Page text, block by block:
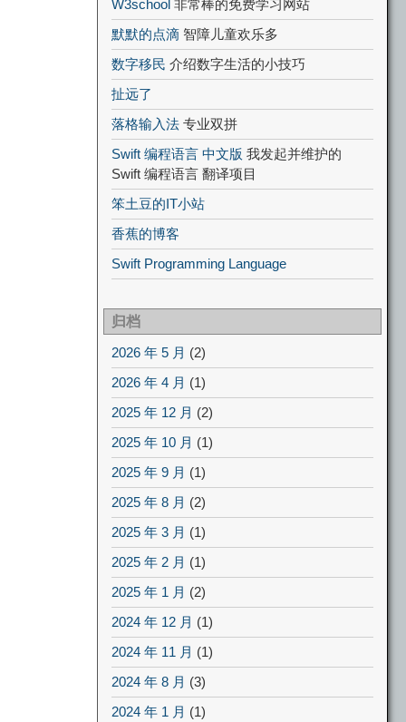
W3school 非常棒的免费学习网站
默默的点滴 智障儿童欢乐多
数字移民 介绍数字生活的小技巧
扯远了
落格输入法 专业双拼
Swift 编程语言 中文版 我发起并维护的
Swift 编程语言 翻译项目
笨土豆的IT小站
香蕉的博客
Swift Programming Language
归档
2026 年 5 月 (2)
2026 年 4 月 (1)
2025 年 12 月 (2)
2025 年 10 月 (1)
2025 年 9 月 (1)
2025 年 8 月 (2)
2025 年 3 月 (1)
2025 年 2 月 (1)
2025 年 1 月 (2)
2024 年 12 月 (1)
2024 年 11 月 (1)
2024 年 8 月 (3)
2024 年 1 月 (1)